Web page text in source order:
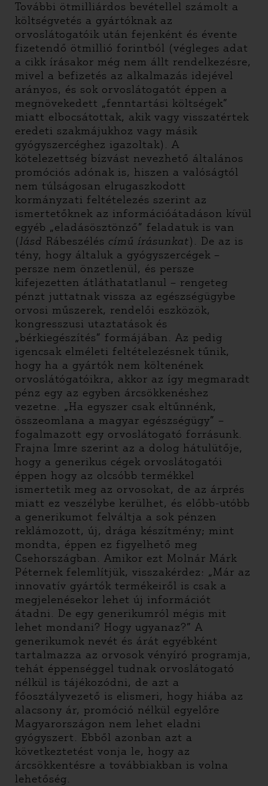
További ötmilliárdos bevétellel számolt a
költségvetés a gyártóknak az
orvoslátogatóik után fejenként és évente
fizetendő ötmillió forintból (végleges adat
a cikk írásakor még nem állt rendelkezésre,
mivel a befizetés az alkalmazás idejével
arányos, és sok orvoslátogatót éppen a
megnövekedett „fenntartási költségek”
miatt elbocsátottak, akik vagy visszatértek
eredeti szakmájukhoz vagy másik
gyógyszercéghez igazoltak). A
kötelezettség bízvást nevezhető általános
promóciós adónak is, hiszen a valóságtól
nem túlságosan elrugaszkodott
kormányzati feltételezés szerint az
ismertetőknek az információátadáson kívül
egyéb „eladásösztönző” feladatuk is van
(lásd Rábeszélés című írásunkat). De az is
tény, hogy általuk a gyógyszercégek –
persze nem önzetlenül, és persze
kifejezetten átláthatatlanul – rengeteg
pénzt juttatnak vissza az egészségügybe
orvosi műszerek, rendelői eszközök,
kongresszusi utaztatások és
„bérkiegészítés” formájában. Az pedig
igencsak elméleti feltételezésnek tűnik,
hogy ha a gyártók nem költenének
orvoslátógatóikra, akkor az így megmaradt
pénz egy az egyben árcsökkenéshez
vezetne. „Ha egyszer csak eltűnnénk,
összeomlana a magyar egészségügy” –
fogalmazott egy orvoslátogató forrásunk.
Frajna Imre szerint az a dolog hátulütője,
hogy a generikus cégek orvoslátogatói
éppen hogy az olcsóbb termékkel
ismertetik meg az orvosokat, de az árprés
miatt ez veszélybe kerülhet, és előbb-utóbb
a generikumot felváltja a sok pénzen
reklámozott, új, drága készítmény; mint
mondta, éppen ez figyelhető meg
Csehországban. Amikor ezt Molnár Márk
Péternek felemlítjük, visszakérdez: „Már az
innovatív gyártók termékeiről is csak a
megjelenésekor lehet új információt
átadni. De egy generikumról mégis mit
lehet mondani? Hogy ugyanaz?” A
generikumok nevét és árát egyébként
tartalmazza az orvosok vényíró programja,
tehát éppenséggel tudnak orvoslátogató
nélkül is tájékozódni, de azt a
főosztályvezető is elismeri, hogy hiába az
alacsony ár, promóció nélkül egyelőre
Magyarországon nem lehet eladni
gyógyszert. Ebből azonban azt a
következtetést vonja le, hogy az
árcsökkentésre a továbbiakban is volna
lehetőség.